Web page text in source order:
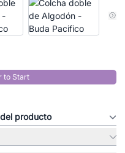
to Start
producto